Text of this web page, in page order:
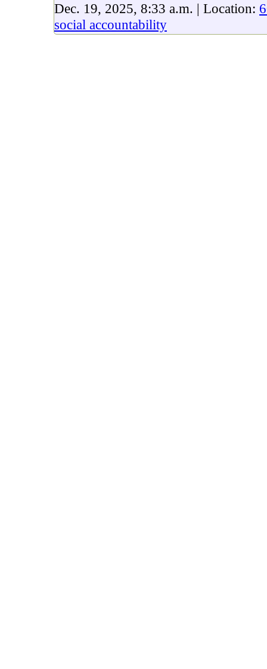
Dec. 19, 2025, 8:33 a.m. | Location:
social accountability